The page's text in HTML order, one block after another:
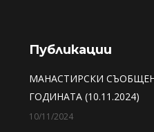
Публикации
МАНАСТИРСКИ
ГОДИНАТА (10.11.2024)
10/11/2024